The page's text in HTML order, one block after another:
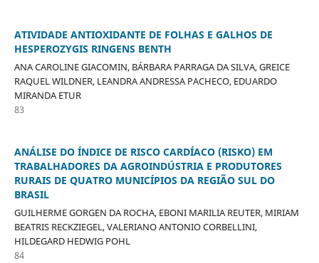
ATIVIDADE ANTIOXIDANTE DE FOLHAS E GALHOS DE
HESPEROZYGIS RINGENS BENTH
ANA CAROLINE GIACOMIN, BÁRBARA PARRAGA DA SILVA, GREICE
RAQUEL WILDNER, LEANDRA ANDRESSA PACHECO, EDUARDO
MIRANDA ETUR
83
ANÁLISE DO ÍNDICE DE RISCO CARDÍACO (RISKO) EM
TRABALHADORES DA AGROINDÚSTRIA E PRODUTORES
RURAIS DE QUATRO MUNICÍPIOS DA REGIÃO SUL DO
BRASIL
GUILHERME GORGEN DA ROCHA, EBONI MARILIA REUTER, MIRIAM
BEATRIS RECKZIEGEL, VALERIANO ANTONIO CORBELLINI,
HILDEGARD HEDWIG POHL
84